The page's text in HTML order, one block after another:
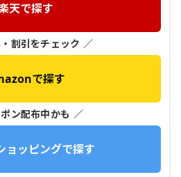
天で探す
割引をチェック ／
で探す
ン配布中かも ／
ョッピングで探す